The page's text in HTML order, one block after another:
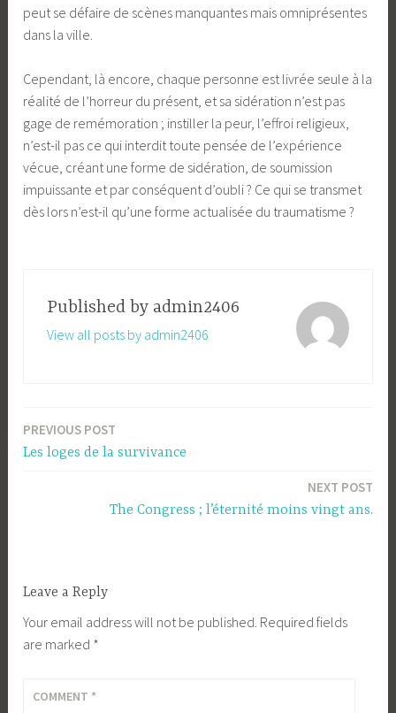
peut se défaire de scènes manquantes mais omniprésentes
dans la ville.
Cependant, là encore, chaque personne est livrée seule à la
réalité de l’horreur du présent, et sa sidération n’est pas
gage de remémoration ; instiller la peur, l’effroi religieux,
n’est-il pas ce qui interdit toute pensée de l’expérience
vécue, créant une forme de sidération, de soumission
impuissante et par conséquent d’oubli ? Ce qui se transmet
dès lors n’est-il qu’une forme actualisée du traumatisme ?
Published by admin2406
View all posts by admin2406
Post
navigation
PREVIOUS POST
Les loges de la survivance
NEXT POST
The Congress ; l’éternité moins vingt ans.
Leave a Reply
Your email address will not be published. Required fields
are marked *
COMMENT *